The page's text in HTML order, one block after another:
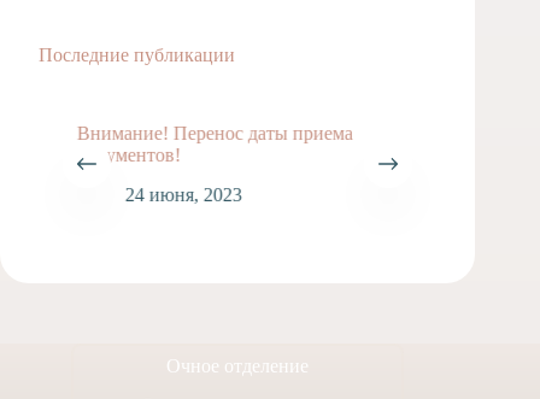
Последние публикации
Внимание! Перенос даты приема
документов!
24 июня, 2023
Очное отделение